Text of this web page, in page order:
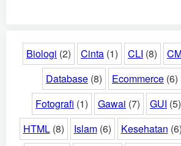
Biologi (2) Cinta (1) CLI (8)
Database (8) Ecommerce (6)
Fotografi (1) Gawai (7) GUI (5)
HTML (8) Islam (6) Kesehatan (6)